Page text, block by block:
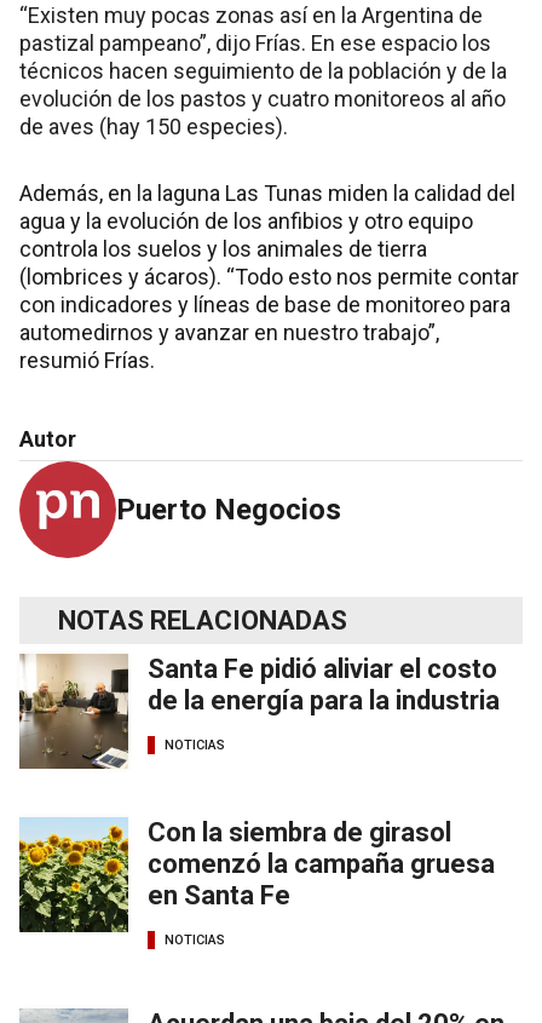
“Existen muy pocas zonas así en la Argentina de
pastizal pampeano”, dijo Frías. En ese espacio los
técnicos hacen seguimiento de la población y de la
evolución de los pastos y cuatro monitoreos al año
de aves (hay 150 especies).
Además, en la laguna Las Tunas miden la calidad del
agua y la evolución de los anfibios y otro equipo
controla los suelos y los animales de tierra
(lombrices y ácaros). “Todo esto nos permite contar
con indicadores y líneas de base de monitoreo para
automedirnos y avanzar en nuestro trabajo”,
resumió Frías.
Autor
Puerto Negocios
NOTAS RELACIONADAS
Santa Fe pidió aliviar el costo
de la energía para la industria
NOTICIAS
Con la siembra de girasol
comenzó la campaña gruesa
en Santa Fe
NOTICIAS